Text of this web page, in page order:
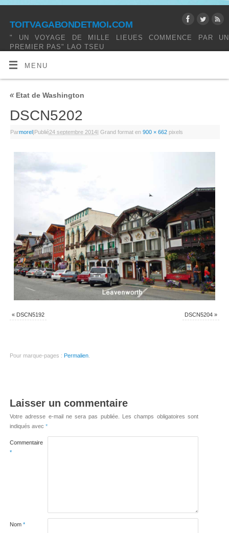
toitvagabondetmoi.com
" UN VOYAGE DE MILLE LIEUES COMMENCE PAR UN
PREMIER PAS" LAO TSEU
MENU
«Etat de Washington
DSCN5202
Parmorel|Publié24 septembre 2014| Grand format en 900 × 662pixels
« DSCN5192 DSCN5204 »
Pour marque-pages : Permalien.
Laisser un commentaire
Votre adresse e-mail ne sera pas publiée.
Les champs obligatoires sont
indiqués avec *
Commentaire
*
Nom *